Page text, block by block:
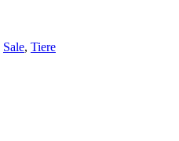
Sale, Tiere